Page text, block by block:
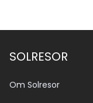
SOLRESOR
Om Solresor